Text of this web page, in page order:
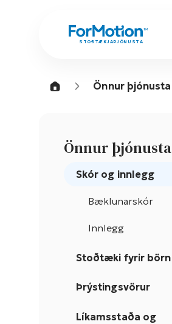
STOÐTÆKJAÞJÓNUSTA
Önnur þjónusta
Önnur þjónusta
Skór og innlegg
Bæklunarskór
Innlegg
Stoðtæki fyrir börn
Þrýstingsvörur
Líkamsstaða og